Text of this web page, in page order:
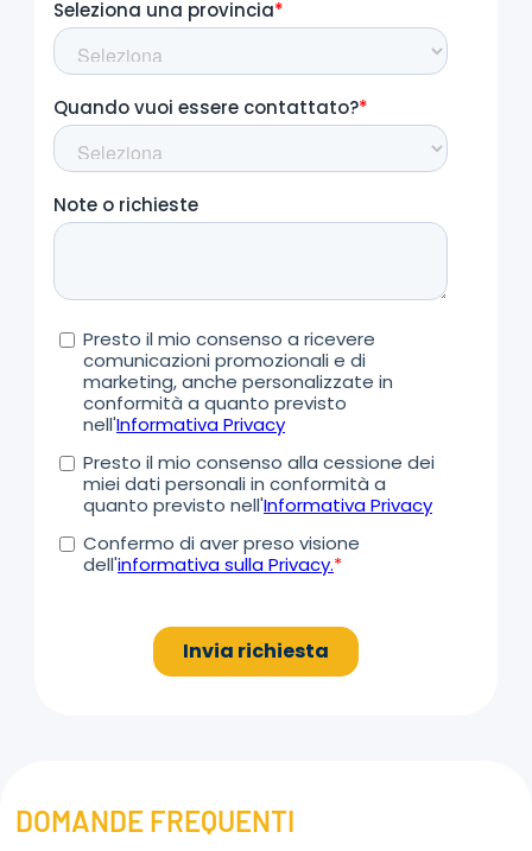
DOMANDE FREQUENTI